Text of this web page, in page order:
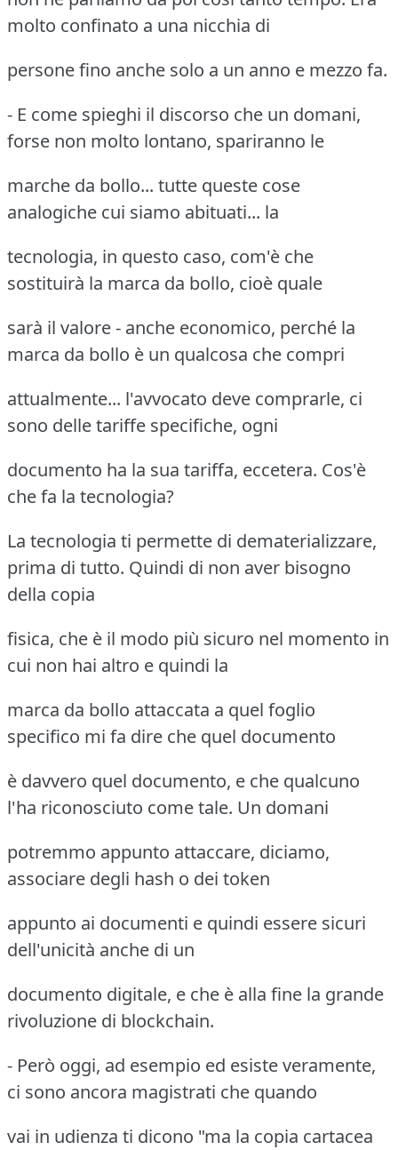
molto confinato a una nicchia di
persone fino anche solo a un anno e mezzo fa.
- E come spieghi il discorso che un domani,
forse non molto lontano, spariranno le
marche da bollo... tutte queste cose
analogiche cui siamo abituati... la
tecnologia, in questo caso, com'è che
sostituirà la marca da bollo, cioè quale
sarà il valore - anche economico, perché la
marca da bollo è un qualcosa che compri
attualmente... l'avvocato deve comprarle, ci
sono delle tariffe specifiche, ogni
documento ha la sua tariffa, eccetera. Cos'è
che fa la tecnologia?
La tecnologia ti permette di dematerializzare,
prima di tutto. Quindi di non aver bisogno
della copia
fisica, che è il modo più sicuro nel momento in
cui non hai altro e quindi la
marca da bollo attaccata a quel foglio
specifico mi fa dire che quel documento
è davvero quel documento, e che qualcuno
l'ha riconosciuto come tale. Un domani
potremmo appunto attaccare, diciamo,
associare degli hash o dei token
appunto ai documenti e quindi essere sicuri
dell'unicità anche di un
documento digitale, e che è alla fine la grande
rivoluzione di blockchain.
- Però oggi, ad esempio ed esiste veramente,
ci sono ancora magistrati che quando
vai in udienza ti dicono "ma la copia cartacea